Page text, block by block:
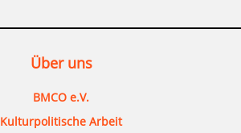
Über uns
BMCO e.V.
Kulturpolitische Arbeit